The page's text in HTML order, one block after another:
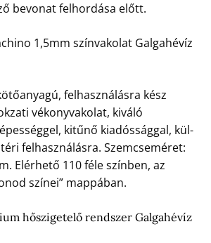
bevonat felhordása előtt.
1,5mm színvakolat Galgahévíz
felhasználásra kész
vékonyvakolat, kiváló
kitűnő kiadóssággal, kül-
felhasználásra. Szemcseméret:
Elérhető 110 féle színben, az
színei” mappában.
hőszigetelő rendszer Galgahévíz